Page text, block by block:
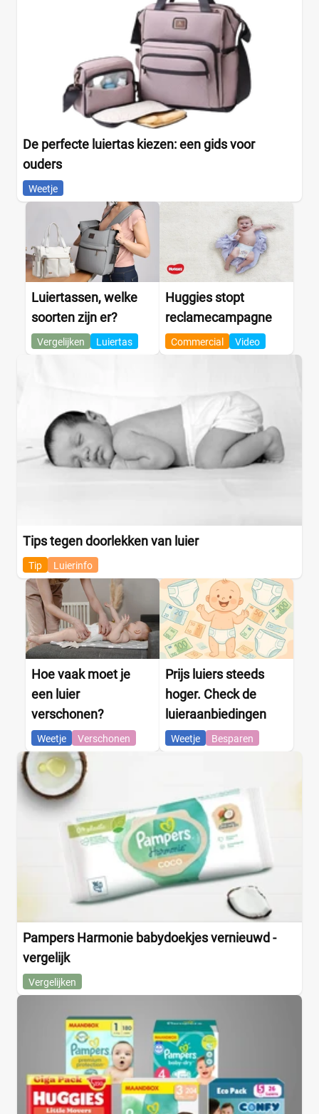
De perfecte luiertas kiezen: een gids voor
ouders
Weetje
Luiertassen, welke
soorten zijn er?
Vergelijken Luiertas
Huggies stopt
reclamecampagne
Commercial Video
Tips tegen doorlekken van luier
Tip Luierinfo
Hoe vaak moet je
een luier
verschonen?
Weetje Verschonen
Prijs luiers steeds
hoger. Check de
luieraanbiedingen
Weetje Besparen
Pampers Harmonie babydoekjes vernieuwd -
vergelijk
Vergelijken